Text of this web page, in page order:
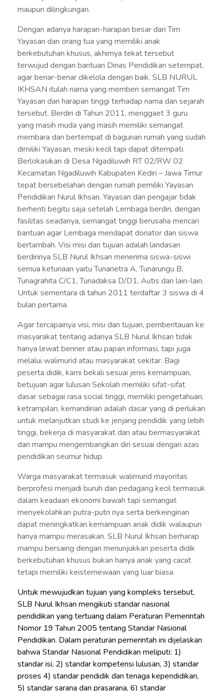
maupun dilingkungan.
Dengan adanya harapan-harapan besar dari Tim
Yayasan dan orang tua yang memiliki anak
berkebutuhan khusus, akhirnya tekat tersebut
terwujud dengan bantuan Dinas Pendidikan setempat,
agar benar-benar dikelola dengan baik. SLB NURUL
IKHSAN itulah nama yang memberi semangat Tim
Yayasan dan harapan tinggi terhadap nama dan sejarah
tersebut. Berdiri di Tahun 2011, menggaet 3 guru
yang masih muda yang masih memiliki semangat
membara dan bertempat di bagunan rumah yang sudah
dimiliki Yayasan, meski kecil tapi dapat ditempati.
Berlokasikan di Desa Ngadiluwih RT 02/RW 02
Kecamatan Ngadiluwih Kabupaten Kediri – Jawa Timur
tepat bersebelahan dengan rumah pemiliki Yayasan
Pendidikan Nurul Ikhsan. Yayasan dan pengajar tidak
berhenti begitu saja setelah Lembaga berdiri, dengan
fasilitas seadanya, semangat tinggi berusaha mencari
bantuan agar Lembaga mendapat donator dan siswa
bertambah. Visi misi dan tujuan adalah landasan
berdirinya SLB Nurul Ikhsan menerima siswa-siswi
semua ketunaan yaitu Tunanetra A, Tunarungu B,
Tunagrahita C/C1, Tunadaksa D/D1, Autis dan lain-lain.
Untuk sementara di tahun 2011 terdaftar 3 siswa di 4
bulan pertama.
Agar tercapainya visi, misi dan tujuan, pemberitauan ke
masyarakat tentang adanya SLB Nurul Ikhsan tidak
hanya lewat benner atau papan informasi, tapi juga
melalui walimurid atau masyarakat sekitar. Bagi
peserta didik, kami bekali sesuai jenis kemampuan,
betujuan agar lulusan Sekolah memiliki sifat-sifat
dasar sebagai rasa social tinggi, memiliki pengetahuan,
ketrampilan, kemandirian adalah dasar yang di perlukan
untuk melanjutkan studi ke jenjang pendidik yang lebih
tinggi, bekerja di masyarakat dan atau bermasyarakat
dan mampu mengembangkan diri sesuai dengan azas
pendidikan seumur hidup.
Warga masyarakat termasuk walimurid mayoritas
berprofesi menjadi buruh dan pedagang kecil termasuk
dalam keadaan ekonomi bawah tapi semangat
menyekolahkan putra-putri nya serta berkeinginan
dapat meningkatkan kemampuan anak didik walaupun
hanya mampu merasakan. SLB Nurul Ikhsan berharap
mampu bersaing dengan menunjukkan peserta didik
berkebutuhan khusus bukan hanya anak yang cacat
tetapi memiliki keistemewaan yang luar biasa.
Untuk mewujudkan tujuan yang kompleks tersebut,
SLB Nurul Ikhsan mengikuti standar nasional
pendidikan yang tertuang dalam Peraturan Pemerintah
Nomor 19 Tahun 2005 tentang Standar Nasional
Pendidikan. Dalam peraturan pemerintah ini dijelaskan
bahwa Standar Nasional Pendidikan meliputi: 1)
standar isi, 2) standar kompetensi lulusan, 3) standar
proses 4) standar pendidik dan tenaga kependidikan,
5) standar sarana dan prasarana, 6) standar